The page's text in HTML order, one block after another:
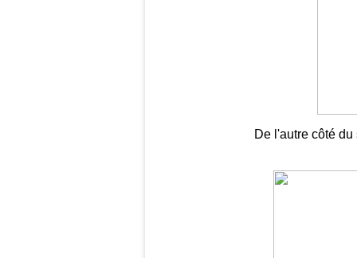
De l'autre côté